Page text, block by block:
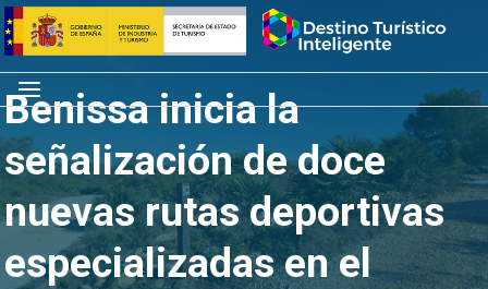
Saltar
al
contenido
Inicio
Menú
Benissa inicia la
señalización de doce
nuevas rutas deportivas
especializadas en el